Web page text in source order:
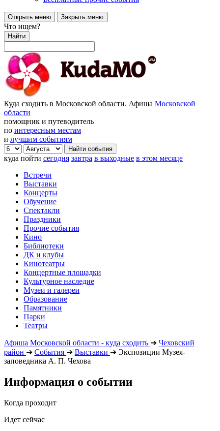
Открыть меню Закрыть меню
Что ищем?
Найти
Куда сходить в Московской области. Афиша Московской
области
помощник и путеводитель
по интересным местам
и лучшим событиям
куда пойти сегодня завтра в выходные в этом месяце
Встречи
Выставки
Концерты
Обучение
Спектакли
Праздники
Прочие события
Кино
Библиотеки
ДК и клубы
Кинотеатры
Концертные площадки
Культурное наследие
Музеи и галереи
Образование
Памятники
Парки
Театры
Афиша Московской области - куда сходить ➔ Чеховский
район ➔ События ➔ Выставки ➔ Экспозиции Музея-
заповедника А. П. Чехова
Информация о событии
Когда проходит
Идет сейчас